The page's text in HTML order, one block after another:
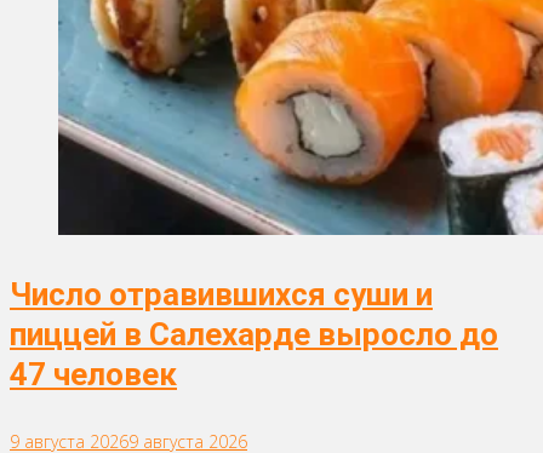
Число отравившихся суши и
пиццей в Салехарде выросло до
47 человек
9 августа 20269 августа 2026